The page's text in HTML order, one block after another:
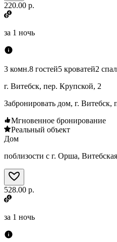
220.00 р.
за 1 ночь
3 комн.8 гостей5 кроватей2
г. Витебск, пер. Крупской, 2
Забронировать дом, г. Витебск,
Мгновенное бронирование
Реальный объект
Дом
поблизости с г. Орша,
528.00 р.
за 1 ночь